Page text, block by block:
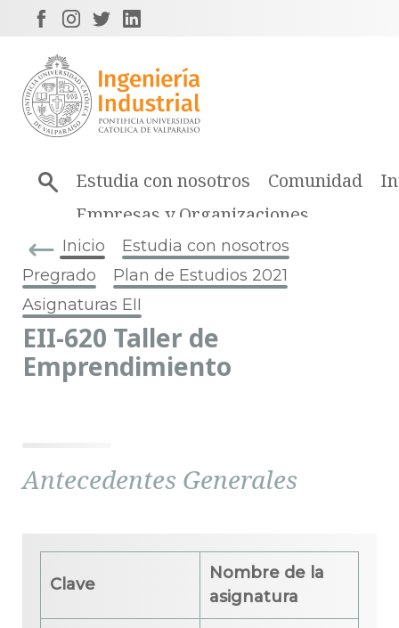
Estudia con nosotros Comunidad
Empresas y Organizaciones
Inicio
Estudia con nosotros
Pregrado
Plan de Estudios 2021
Asignaturas EII
EII-620 Taller de
Emprendimiento
Antecedentes Generales
Clave
Nombre de la
asignatura